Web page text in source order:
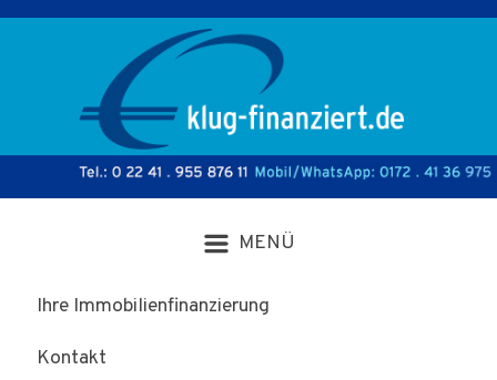
Zum Hauptinhalt springen
Ihre Immobilienfinanzierung
Kontakt